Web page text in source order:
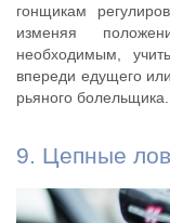
гонщикам
изменяя
необходимым,
впереди едущего
рьяного болельщика.
9. Цепные